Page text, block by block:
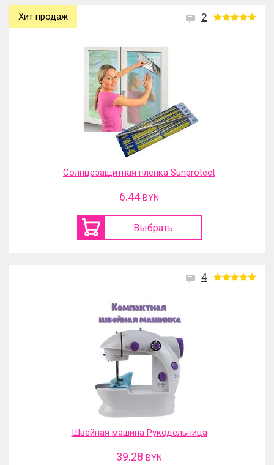
2
Хит продаж
Солнцезащитная пленка Sunprotect
6.44 BYN
Выбрать
4
Швейная машина Рукодельница
39.28 BYN